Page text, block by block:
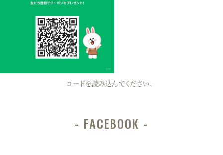
コードを読み込んでください。
FACEBOOK